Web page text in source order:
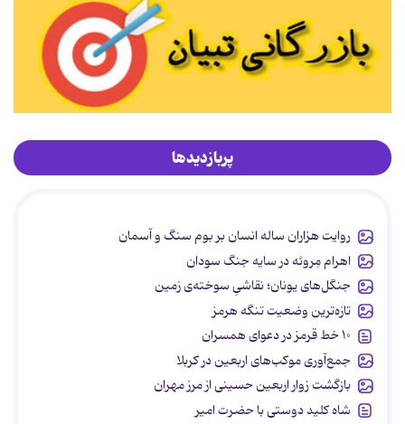
پربازدیدها
روایت هزاران ساله انسان بر بوم سنگ و آسمان
اهرام مِروئه در سایه جنگ سودان
جنگل‌های یونان؛ نقاشیِ سوخته‌ی زمین
تازه‌ترین وضعیت تنگه هرمز
۱۰ خط قرمز در دعوای همسران
جمع‌آوری موکب‌های اربعین در کربلا
بازگشت زوار اربعین حسینی از مرز مهران
شاه کلید دوستی با حضرت امیر